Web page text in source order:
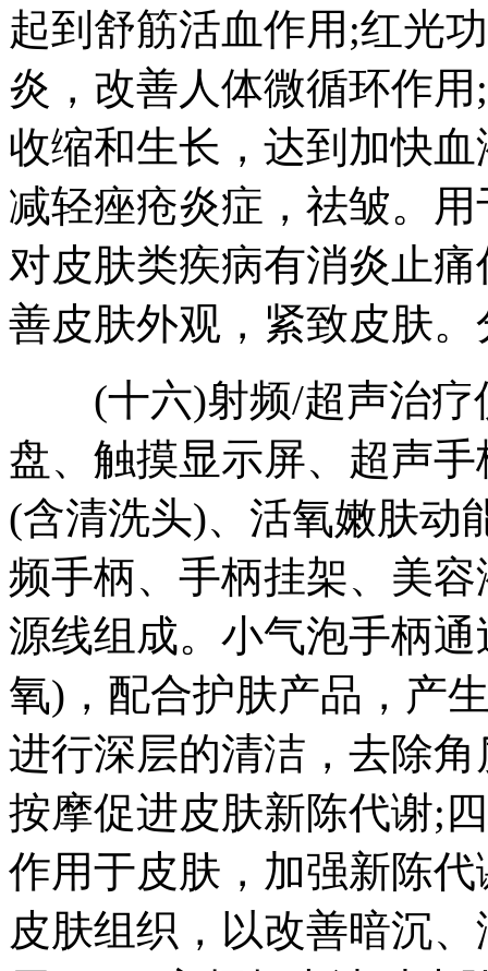
起到舒筋活血作用;红光
炎，改善人体微循环作
收缩和生长，达到加快
减轻痤疮炎症，祛皱。
对皮肤类疾病有消炎止
善皮肤外观，紧致皮肤
(十六)射频/超声治疗
盘、触摸显示屏、超声
(含清洗头)、活氧嫩肤动
频手柄、手柄挂架、美
源线组成。小气泡手柄
氧)，配合护肤产品，产
进行深层的清洁，去除
按摩促进皮肤新陈代谢;
作用于皮肤，加强新陈
皮肤组织，以改善暗沉